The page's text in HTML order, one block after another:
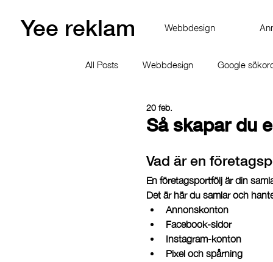
Yee reklam Webbdesign
All Posts Webbdesign Google
Så skapar du
20 feb.
Vad är en
En företagsportfölj är din
Det är här du samlar och
Annonskonton
Facebook-sidor
Instagram-konton
Pixel och spårning